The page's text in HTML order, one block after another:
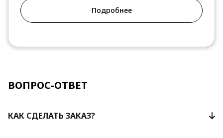
Подробнее
ВОПРОС-ОТВЕТ
КАК СДЕЛАТЬ ЗАКАЗ?